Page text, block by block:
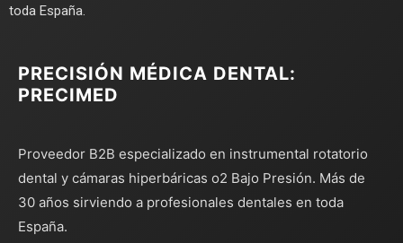
toda España.
PRECISIÓN MÉDICA DENTAL:
PRECIMED
Proveedor B2B especializado en instrumental rotatorio
dental y cámaras hiperbáricas o2 Bajo Presión. Más de
30 años sirviendo a profesionales dentales en toda
España.